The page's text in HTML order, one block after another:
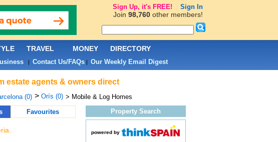
estate agents & owners direct
(0) > Orís (0) > Mobile & Log Homes
Favourites Property Search
powered by
TRAVEL MONEY DIRECTORY
| Contact Us/FAQs| Our Weekly Email Digest
Sign Up, it's FREE! Sign In
Join 98,760other members!